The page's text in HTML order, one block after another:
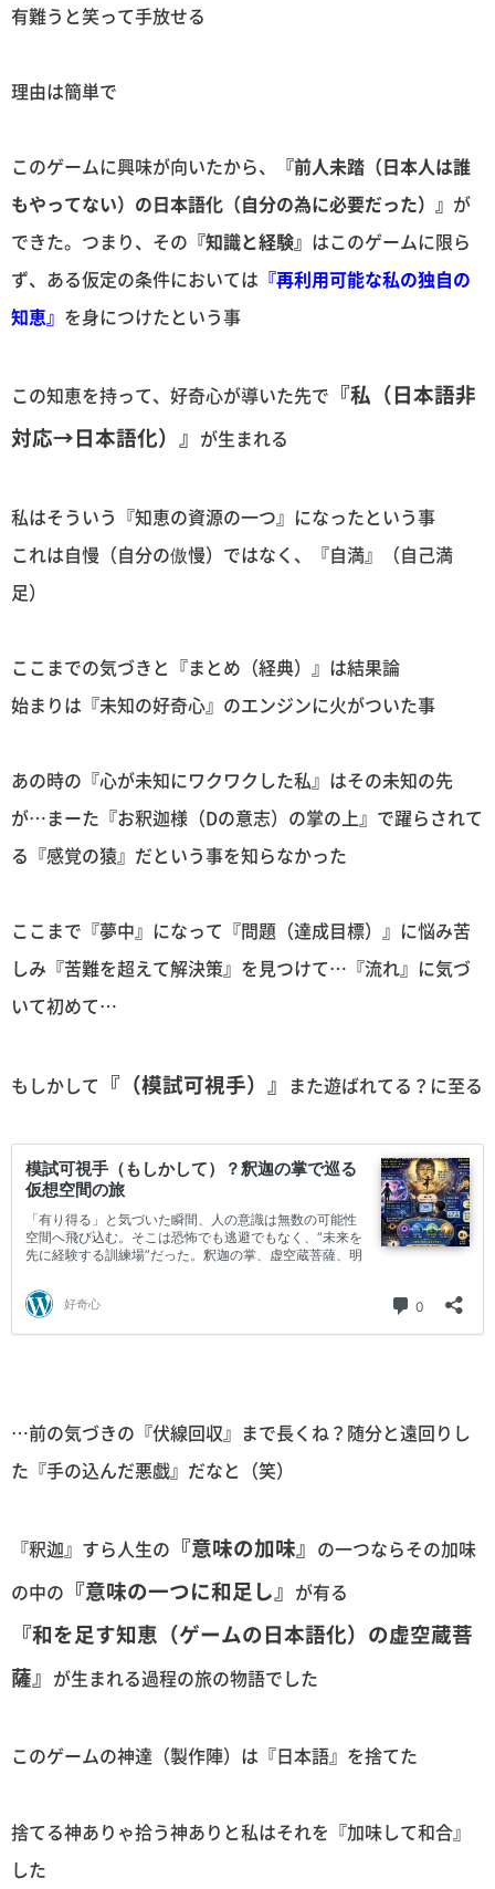
有難うと笑って手放せる
理由は簡単で
このゲームに興味が向いたから、
『前人未踏（日本人は誰
もやってない）の日本語化（自分の為に必要だった）』 が
できた。つまり、その 『知識と経験』 はこのゲームに限ら
ず、ある仮定の条件においては 『再利用可能な私の独自の
知恵』 を身につけたという事
この知恵を持って、好奇心が導いた先で 『私（日本語非
対応→日本語化）』 が生まれる
私はそういう『知恵の資源の一つ』になったという事
これは自慢（自分の傲慢）ではなく、『自満』（自己満
足）
ここまでの気づきと『まとめ（経典）』は結果論
始まりは『未知の好奇心』のエンジンに火がついた事
あの時の『心が未知にワクワクした私』はその未知の先
が…まーた『お釈迦様（Dの意志）の掌の上』で躍らされて
る『感覚の猿』だという事を知らなかった
ここまで『夢中』になって『問題（達成目標）』に悩み苦
しみ『苦難を超えて解決策』を見つけて…『流れ』に気づ
いて初めて…
もしかして 『（模試可視手）』 また遊ばれてる？に至る
…前の気づきの『伏線回収』まで長くね？随分と遠回りし
た『手の込んだ悪戯』だなと（笑）
『釈迦』すら人生の 『意味の加味』 の一つならその加味
の中の 『意味の一つに和足し』 が有る
『和を足す知恵（ゲームの日本語化）の虚空蔵菩
薩』 が生まれる過程の旅の物語でした
このゲームの神達（製作陣）は『日本語』を捨てた
捨てる神ありゃ拾う神ありと私はそれを『加味して和合』
した